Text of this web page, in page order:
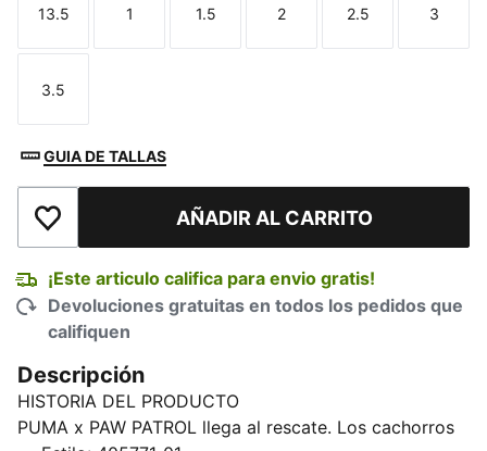
Talla
13.5
Talla
1
Talla
1.5
Talla
2
Talla
2.5
Talla
3
Talla
3.5
GUIA DE TALLAS
Añadir a la lista de deseosAÑADIR AL CARRITO
¡Este articulo califica para envio gratis!
Devoluciones gratuitas en todos los pedidos que
califiquen
Descripción
HISTORIA DEL PRODUCTO
PUMA x PAW PATROL llega al rescate. Los cachorros